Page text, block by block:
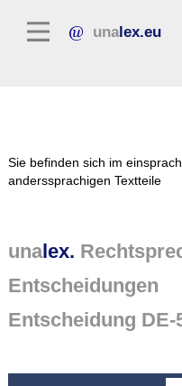
unalex.eu
Normtexte
Rechtsprechung
Sie befinden sich im
anderssprachigen Textteile
unalex.
Entscheidungen
Entscheidung DE-